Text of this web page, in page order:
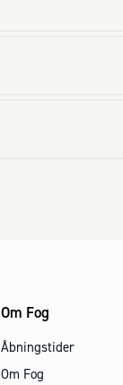
Om Fog
Åbningstider
Om Fog